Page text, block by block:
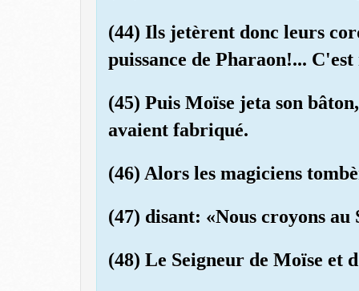
(44) Ils jetèrent donc leurs
puissance de Pharaon!...
(45) Puis Moïse jeta son
avaient fabriqué.
(46) Alors les magiciens
(47) disant: «Nous croyons
(48) Le Seigneur de Moïse et